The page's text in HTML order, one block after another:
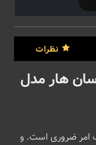
نظرات
هار مدل
امر ضروری است. و